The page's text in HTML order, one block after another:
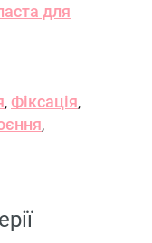
для
, Фіксація,
,